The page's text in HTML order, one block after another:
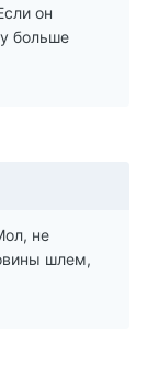
он
больше
не
шлем,